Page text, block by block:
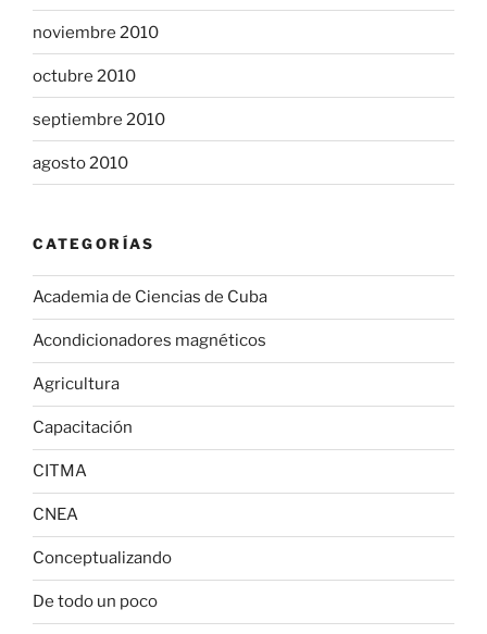
noviembre 2010
octubre 2010
septiembre 2010
agosto 2010
CATEGORÍAS
Academia de Ciencias de Cuba
Acondicionadores magnéticos
Agricultura
Capacitación
CITMA
CNEA
Conceptualizando
De todo un poco